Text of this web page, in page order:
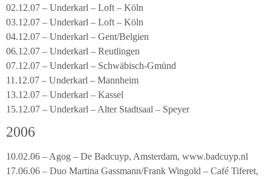
02.12.07 – Underkarl – Loft – Köln
03.12.07 – Underkarl – Loft – Köln
04.12.07 – Underkarl – Gent/Belgien
06.12.07 – Underkarl – Reutlingen
07.12.07 – Underkarl – Schwäbisch-Gmünd
11.12.07 – Underkarl – Mannheim
13.12.07 – Underkarl – Kassel
15.12.07 – Underkarl – Alter Stadtsaal – Speyer
2006
10.02.06 – Agog – De Badcuyp, Amsterdam, www.badcuyp.nl
17.06.06 – Duo Martina Gassmann/Frank Wingold – Café Tiferet,